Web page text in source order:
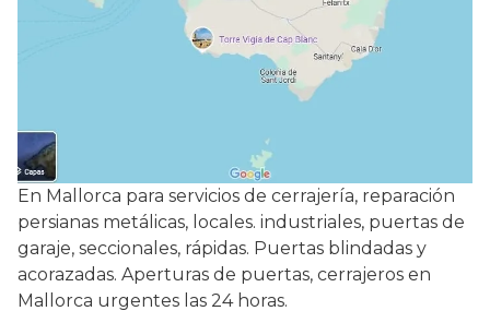
En Mallorca para servicios de cerrajería, reparación
persianas metálicas, locales. industriales, puertas de
garaje, seccionales, rápidas. Puertas blindadas y
acorazadas. Aperturas de puertas, cerrajeros en
Mallorca urgentes las 24 horas.